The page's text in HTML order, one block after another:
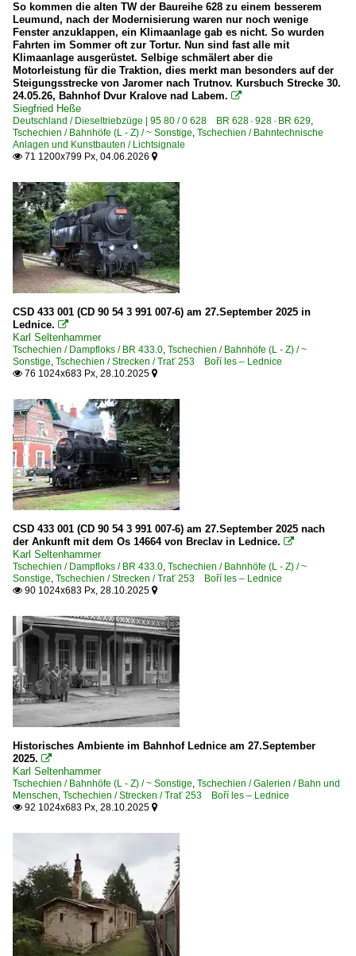
Bayerisch Eisenstein (Grenzbahnhof)
Dampfloks
BR 50 DR 50.35-37 ·DR-Rekolok·
Dieseltriebzüge | 95 80
0 612 BR 612 ·RegioSwinger· 'Wackeldackel'
0 628 BR 628 · 928 · BR 629
0 642 BR 642 ·Desiro·
0 642 BR 642 ·Desiro· Private
0 654 BR 654 ·RegioSprinter·
E-Loks | Drehstrom | 91 80
6 193 BR 193 ·Vectron AC/MS·
E-Loks | konventionell
6 180 BR 180 DR 230 ·Skoda 80E·
Deutschland <-> Tschechien
Unternehmen (A - K)
Die Länderbahn GmbH - Vogtlandbahn ·VBG·
Polen
Dieseltriebzüge
SA134 2 620, 2 720
Slowakei
Dieselloks | Kleinloks
3 703 BR 703 · T 212.1 'Prasátko'
E-Loks | Mehrsystem
6 350 BR 350 · ES 499.0 'Gorilla'
Güterwagen
6 | Gattung F | Offener Güterwagen in Sonderbauart
Tschechien
Bahndienstfahrzeuge
BR 9439 MVTV 2 Oberleitungsrevisionsfahrzeug
MUV 69 Schwerlastkleinwagen
2006
2007
2008
2009
2010
2010
2012
2013
2014
2015
2016
2018
2019
2020
2021
2022
2023
2024
2025
2026
So kommen die alten TW der Baureihe 628 zu einem besserem
Leumund, nach der Modernisierung waren nur noch wenige
Fenster anzuklappen, ein Klimaanlage gab es nicht. So wurden
Fahrten im Sommer oft zur Tortur. Nun sind fast alle mit
Klimaanlage ausgerüstet. Selbige schmälert aber die
Motorleistung für die Traktion, dies merkt man besonders auf der
Steigungsstrecke von Jaromer nach Trutnov. Kursbuch Strecke 30.
24.05.26, Bahnhof Dvur Kralove nad Labem. 
Siegfried Heße
Deutschland / Dieseltriebzüge | 95 80 / 0 628 BR 628 · 928 · BR 629,
Tschechien / Bahnhöfe (L - Z) / ~ Sonstige, Tschechien / Bahntechnische
Anlagen und Kunstbauten / Lichtsignale
 71 1200x799 Px, 04.06.2026 
CSD 433 001 (CD 90 54 3 991 007-6) am 27.September 2025 in
Lednice. 
Karl Seltenhammer
Tschechien / Dampfloks / BR 433.0, Tschechien / Bahnhöfe (L - Z) / ~
Sonstige, Tschechien / Strecken / Trať 253 Boří les – Lednice
 76 1024x683 Px, 28.10.2025 
CSD 433 001 (CD 90 54 3 991 007-6) am 27.September 2025 nach
der Ankunft mit dem Os 14664 von Breclav in Lednice. 
Karl Seltenhammer
Tschechien / Dampfloks / BR 433.0, Tschechien / Bahnhöfe (L - Z) / ~
Sonstige, Tschechien / Strecken / Trať 253 Boří les – Lednice
 90 1024x683 Px, 28.10.2025 
Historisches Ambiente im Bahnhof Lednice am 27.September
2025. 
Karl Seltenhammer
Tschechien / Bahnhöfe (L - Z) / ~ Sonstige, Tschechien / Galerien / Bahn und
Menschen, Tschechien / Strecken / Trať 253 Boří les – Lednice
 92 1024x683 Px, 28.10.2025 